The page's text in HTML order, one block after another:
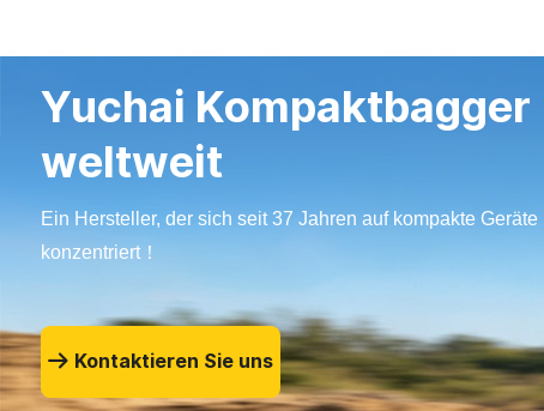
Yuchai Kompaktbagger
weltweit
Ein Hersteller, der sich seit 37 Jahren auf kompakte Geräte
konzentriert！
Kontaktieren Sie uns